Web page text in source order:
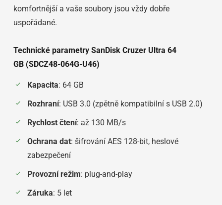
komfortnější a vaše soubory jsou vždy dobře
uspořádané.
Technické parametry SanDisk Cruzer Ultra 64
GB (SDCZ48-064G-U46)
Kapacita: 64 GB
Rozhraní: USB 3.0 (zpětně kompatibilní s USB 2.0)
Rychlost čtení: až 130 MB/s
Ochrana dat: šifrování AES 128-bit, heslové
zabezpečení
Provozní režim: plug-and-play
Záruka: 5 let